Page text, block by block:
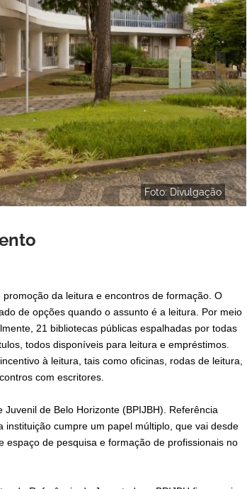
Foto: Divulgação
da leitura e encontros de formação. O
de opções quando o assunto é a leitura. Por meio
21 bibliotecas públicas espalhadas por todas
todos disponíveis para leitura e empréstimos.
à leitura, tais como oficinas, rodas de leitura,
com escritores.
de Belo Horizonte (BPIJBH). Referência
cumpre um papel múltiplo, que vai desde
de pesquisa e formação de profissionais no